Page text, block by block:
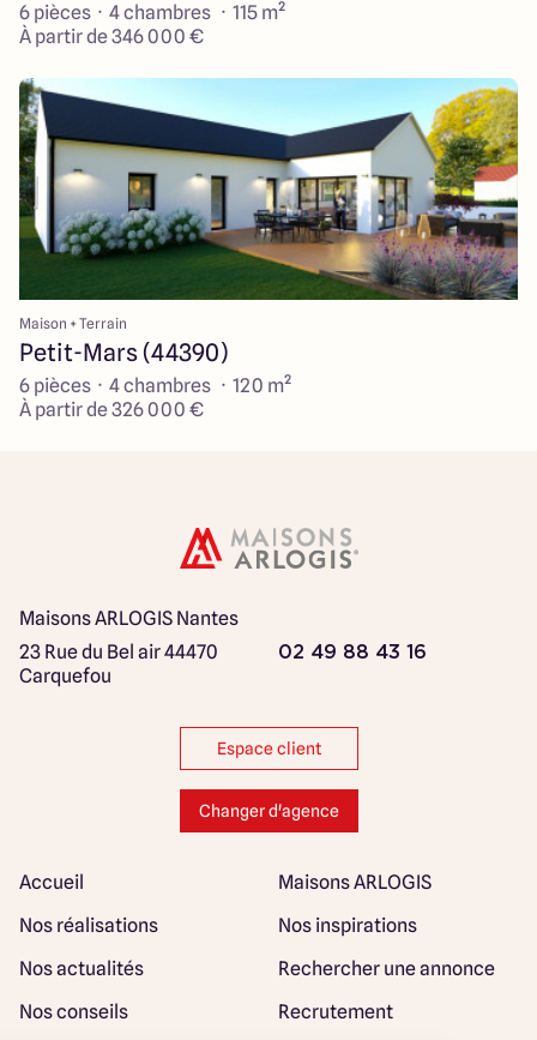
6 pièces · 4 chambres · 115 m²
À partir de 346 000 €
Maison + Terrain
Petit-Mars (44390)
6 pièces · 4 chambres · 120 m²
À partir de 326 000 €
Maisons ARLOGIS Nantes
23 Rue du Bel air44470
Carquefou
02 49 88 43 16
Espace client
Changer d'agence
Accueil
Maisons ARLOGIS
Nos réalisations
Nos inspirations
Nos actualités
Rechercher une annonce
Nos conseils
Recrutement